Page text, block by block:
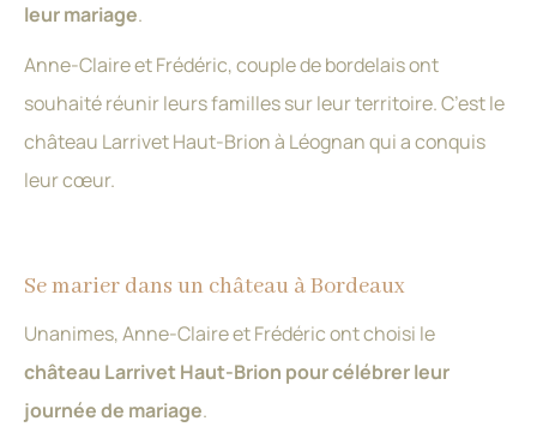
leur mariage.
Anne-Claire et Frédéric, couple de bordelais ont
souhaité réunir leurs familles sur leur territoire. C’est le
château Larrivet Haut-Brion à Léognan qui a conquis
leur cœur.
Se marier dans un château à Bordeaux
Unanimes, Anne-Claire et Frédéric ont choisi le
château Larrivet Haut-Brion pour célébrer leur
journée de mariage.